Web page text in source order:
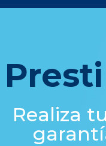
Presti
Realiza